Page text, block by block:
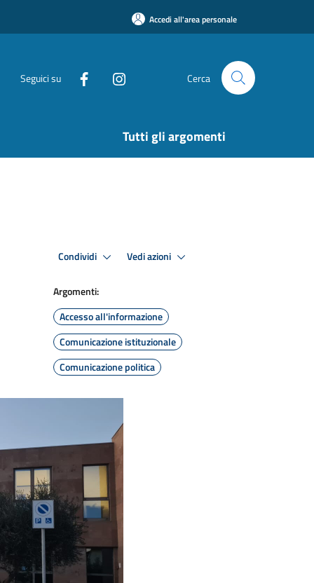
Accedi all'area personale
Seguici su Cerca
Tutti gli argomenti
Condividi Vedi azioni
Argomenti:
Accesso all'informazione
Comunicazione istituzionale
Comunicazione politica